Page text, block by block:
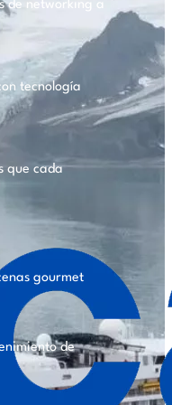
de networking a
tecnología
que cada
gourmet
de